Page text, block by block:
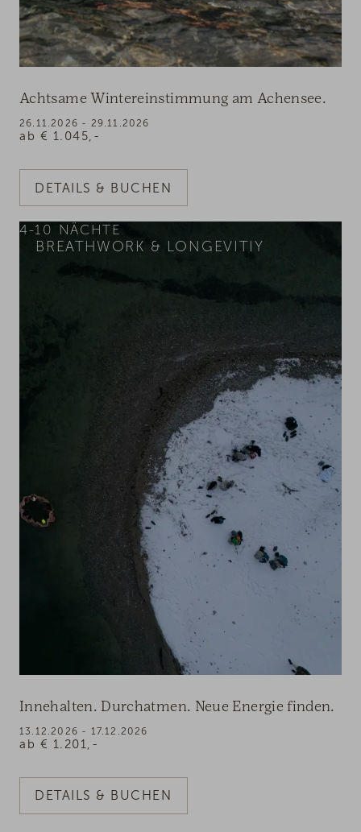
Achtsame Wintereinstimmung am Achensee.
ab € 1.045,-
26.11.2026 - 29.11.2026
DETAILS & BUCHEN
BREATHWORK & LONGEVITIY
4-10 NÄCHTE
Innehalten. Durchatmen. Neue Energie finden.
ab € 1.201,-
13.12.2026 - 17.12.2026
DETAILS & BUCHEN